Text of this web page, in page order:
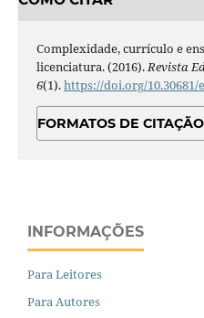
Complexidade, currículo e
licenciatura. (2016).Revista
6(1).https://doi.org/10.30681/
FORMATOS DE CITAÇÃO
INFORMAÇÕES
Para Leitores
Para Autores